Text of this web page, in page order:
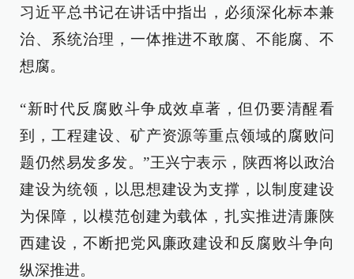
习近平总书记在讲话中指出，必须深化标本兼
治、系统治理，一体推进不敢腐、不能腐、不
想腐。
“新时代反腐败斗争成效卓著，但仍要清醒看
到，工程建设、矿产资源等重点领域的腐败问
题仍然易发多发。”王兴宁表示，陕西将以政治
建设为统领，以思想建设为支撑，以制度建设
为保障，以模范创建为载体，扎实推进清廉陕
西建设，不断把党风廉政建设和反腐败斗争向
纵深推进。